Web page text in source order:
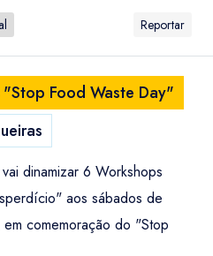
Reportar
Food Waste Day"
dinamizar 6 Workshops
aos sábados de
comemoração do "Stop